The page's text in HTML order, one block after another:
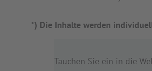
*) Die Inhalte werden
Tauchen Sie ein in die